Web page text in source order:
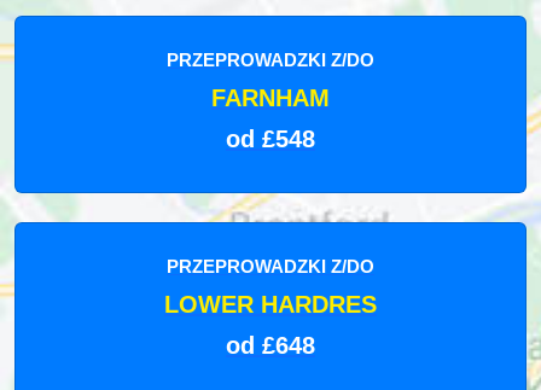
PRZEPROWADZKI Z/DO
FARNHAM
od £548
PRZEPROWADZKI Z/DO
LOWER HARDRES
od £648